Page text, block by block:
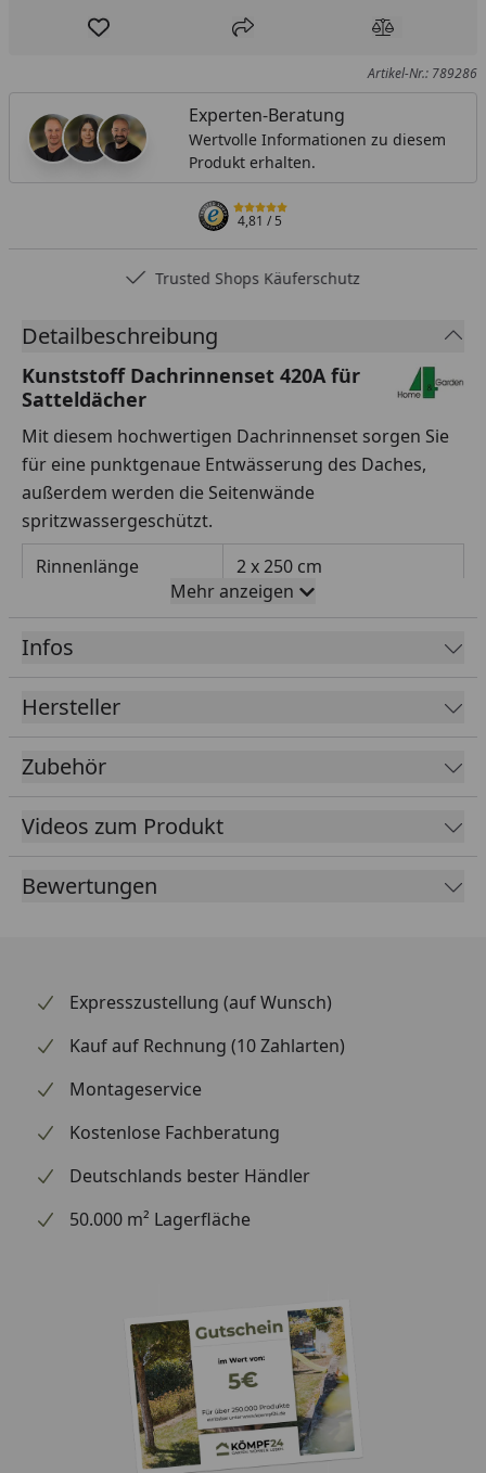
Produkt zur Wunschliste hinzufügen
Teilen Produkt
Artikel-Nr.: 789286
Experten-Beratung
Wertvolle Informationen zu diesem
Produkt erhalten.
4,81/ 5
Trusted Shops Käuferschutz
Detailbeschreibung
Kunststoff Dachrinnenset 420A für
Satteldächer
Mit diesem hochwertigen Dachrinnenset sorgen Sie
für eine punktgenaue Entwässerung des Daches,
außerdem werden die Seitenwände
spritzwassergeschützt.
Rinnenlänge
2 x 250 cm
78 mm
Fallrohrdurchmesser
Material
Farbe
Braun
Anthrazit
Lieferumfang
Optional erhältlich
(siehe Reiter
Regensammler mit
Überlaufstopp jeweils für
Traufbretter montiert werden, allerdings müssen die
Schrauben für die Befestigung der Rinnenhalter sind
nicht im Lieferumfang enthalten.
Montageanleitung Wulstrinne Typ 250
(Rinnenbreite 78 mm)
Mehr anzeigen
Infos
Hersteller
Zubehör
Videos zum Produkt
Bewertungen
Expresszustellung (auf Wunsch)
Kauf auf Rechnung (10 Zahlarten)
Montageservice
Kostenlose Fachberatung
Deutschlands bester Händler
50.000 m² Lagerfläche